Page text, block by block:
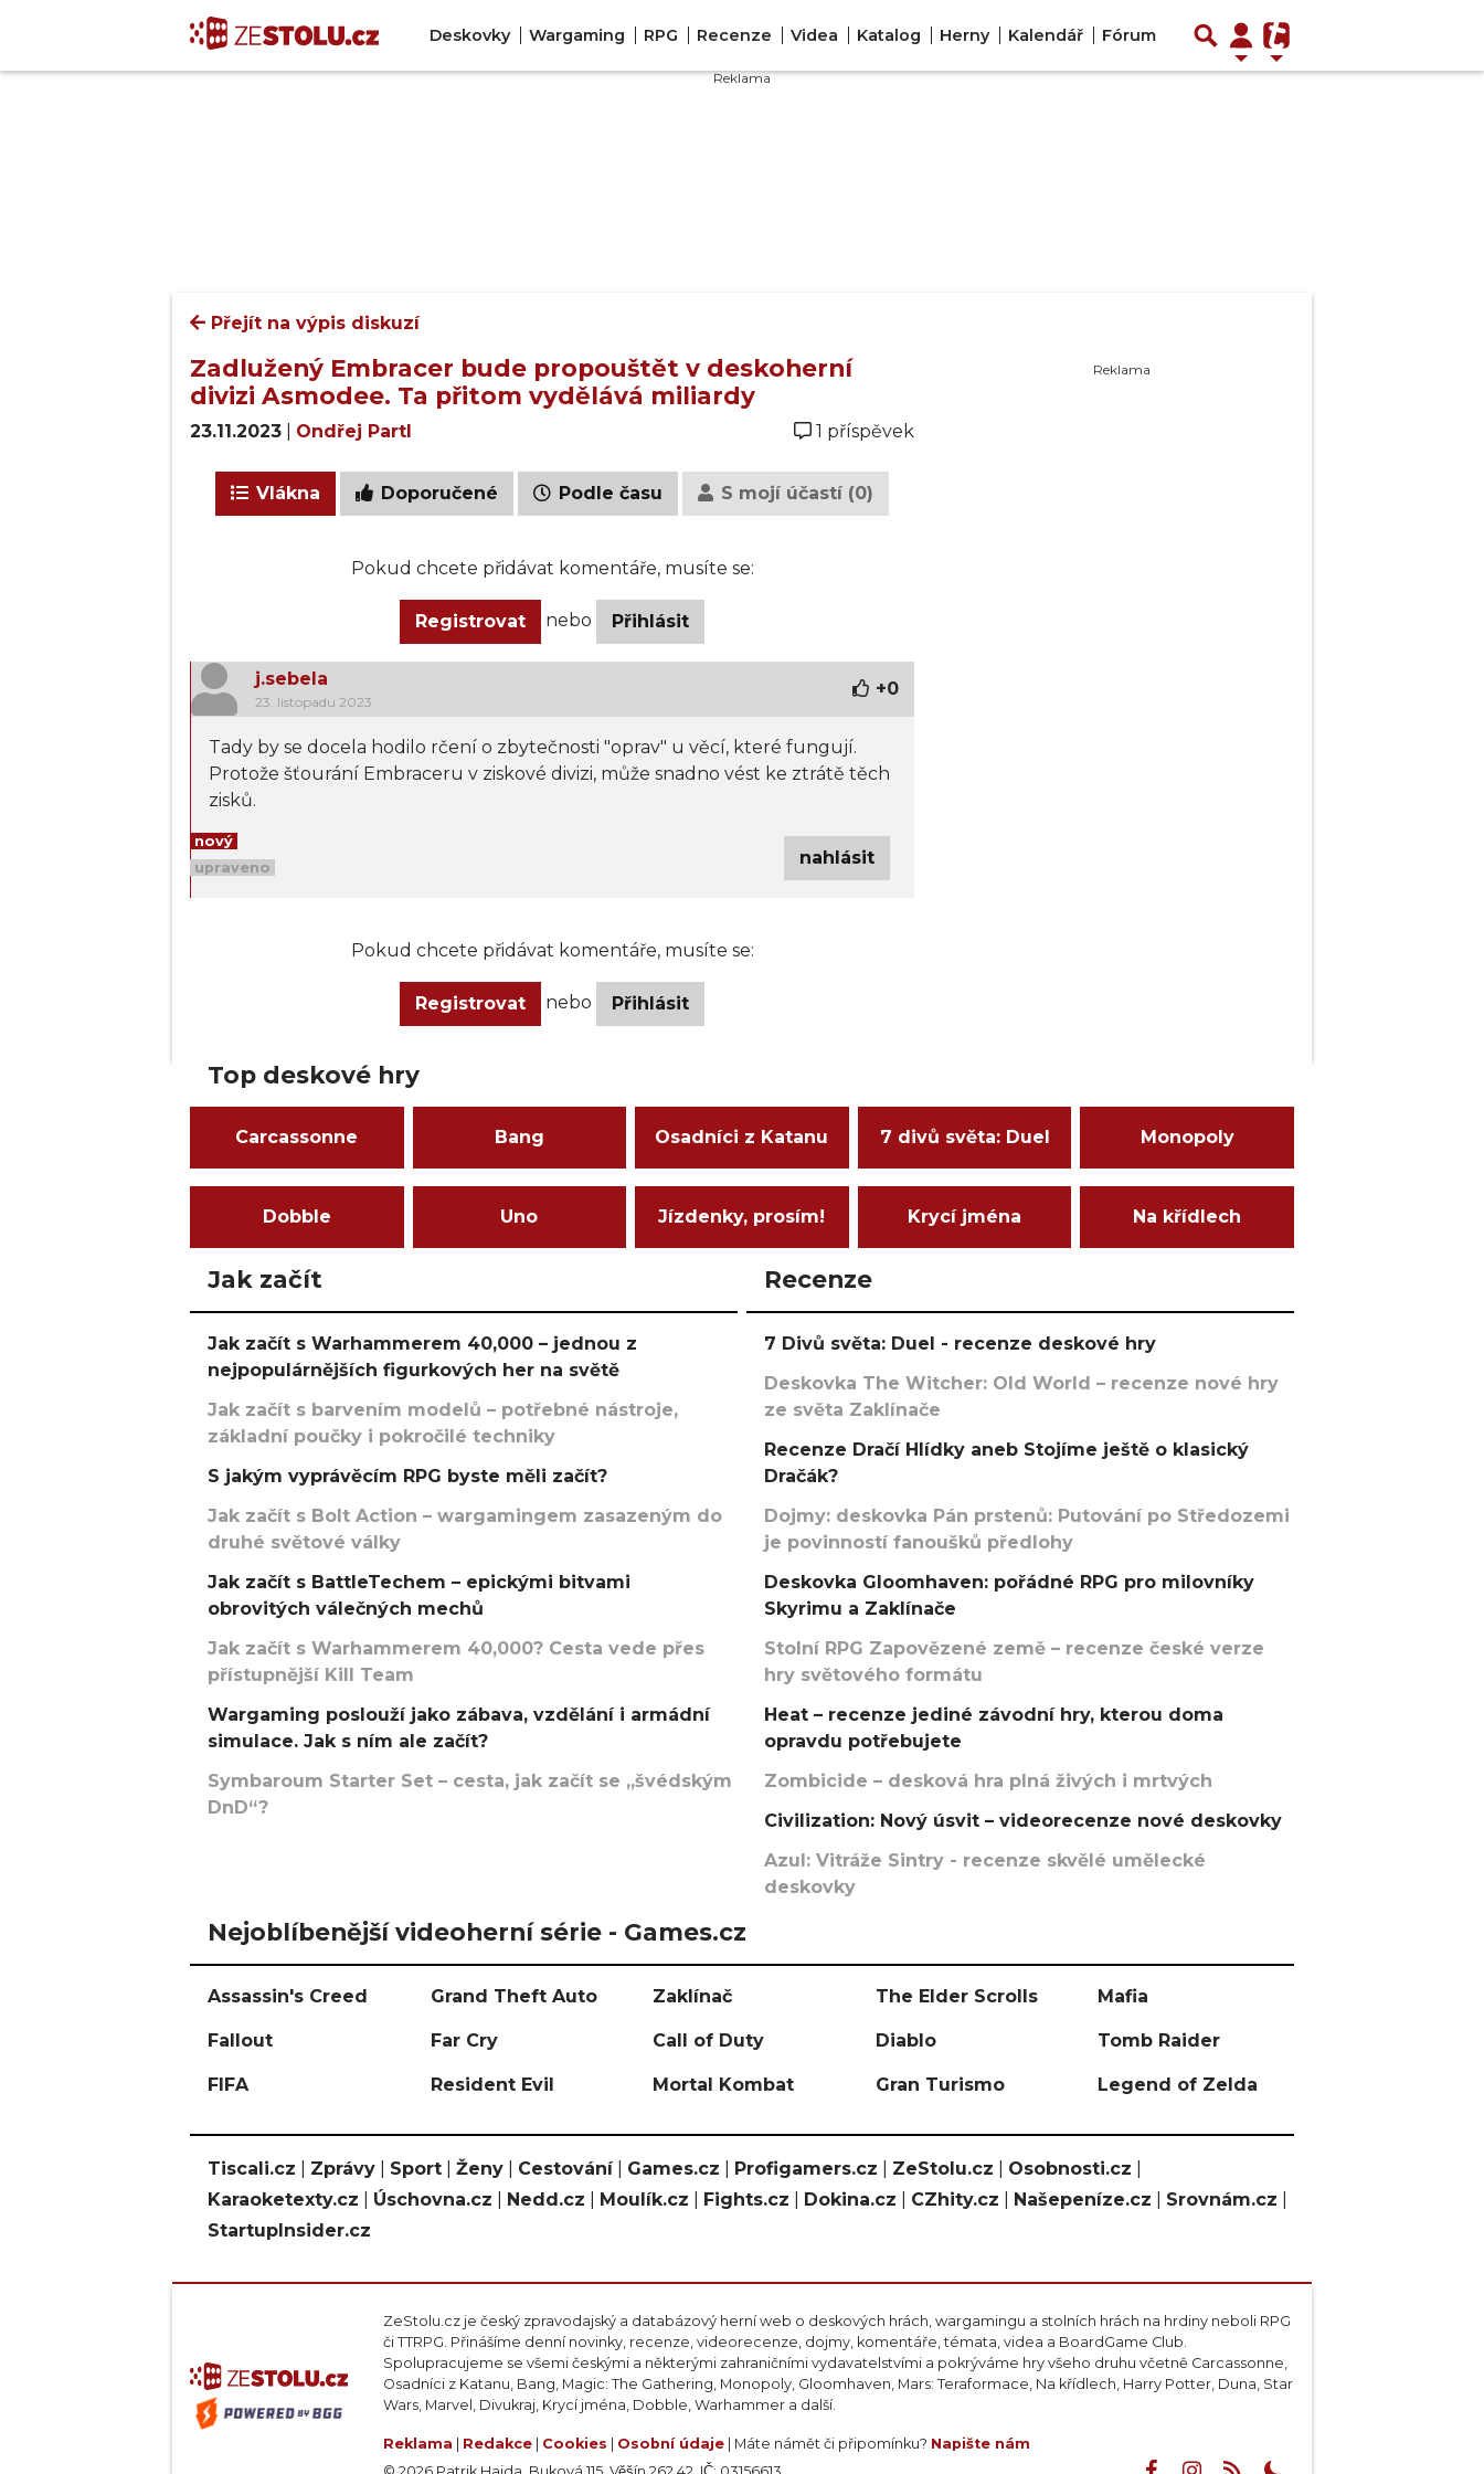
Deskovky Wargaming RPG Recenze Videa Katalog Herny Kalendář Fórum
Přejít na výpis diskuzí
Zadlužený Embracer bude propouštět v deskoherní
divizi Asmodee. Ta přitom vydělává miliardy
23.11.2023 Ondřej Partl 1 příspěvek
Vlákna Doporučené Podle času S mojí účastí (0)
Pokud chcete přidávat komentáře, musíte se:
Registrovat nebo Přihlásit
j.sebela
23. listopadu 2023
+0
Tady by se docela hodilo rčení o zbytečnosti "oprav" u věcí, které fungují.
Protože šťourání Embraceru v ziskové divizi, může snadno vést ke ztrátě těch
zisků.
nový
upraveno
nahlásit
Pokud chcete přidávat komentáře, musíte se:
Registrovat nebo Přihlásit
Top deskové hry
Carcassonne Bang Osadníci z Katanu 7 divů světa: Duel Monopoly
Dobble Uno Jízdenky, prosím! Krycí jména Na křídlech
Jak začít
Jak začít s Warhammerem 40,000 – jednou z
nejpopulárnějších figurkových her na světě
Jak začít s barvením modelů – potřebné nástroje,
základní poučky i pokročilé techniky
S jakým vyprávěcím RPG byste měli začít?
Jak začít s Bolt Action – wargamingem zasazeným do
druhé světové války
Jak začít s BattleTechem – epickými bitvami
obrovitých válečných mechů
Jak začít s Warhammerem 40,000? Cesta vede přes
přístupnější Kill Team
Wargaming poslouží jako zábava, vzdělání i armádní
simulace. Jak s ním ale začít?
Symbaroum Starter Set – cesta, jak začít se „švédským
DnD“?
Recenze
7 Divů světa: Duel - recenze deskové hry
Deskovka The Witcher: Old World – recenze nové hry
ze světa Zaklínače
Recenze Dračí Hlídky aneb Stojíme ještě o klasický
Dračák?
Dojmy: deskovka Pán prstenů: Putování po Středozemi
je povinností fanoušků předlohy
Deskovka Gloomhaven: pořádné RPG pro milovníky
Skyrimu a Zaklínače
Stolní RPG Zapovězené země – recenze české verze
hry světového formátu
Heat – recenze jediné závodní hry, kterou doma
opravdu potřebujete
Zombicide – desková hra plná živých i mrtvých
Civilization: Nový úsvit – videorecenze nové deskovky
Azul: Vitráže Sintry - recenze skvělé umělecké
deskovky
Nejoblíbenější videoherní série - Games.cz
Assassin's Creed Grand Theft Auto Zaklínač The Elder Scrolls Mafia
Fallout Far Cry Call of Duty Diablo Tomb Raider
FIFA Resident Evil Mortal Kombat Gran Turismo Legend of Zelda
Tiscali.cz Zprávy Sport Ženy Cestování| Games.cz Profigamers.cz ZeStolu.cz Osobnosti.cz
Karaoketexty.cz
Úschovna.cz Nedd.cz Moulík.cz Fights.cz Dokina.cz CZhity.cz Našepeníze.cz Srovnám.cz
StartupInsider.cz
ZeStolu.cz je český zpravodajský a databázový herní web o deskových hrách, wargamingu a stolních hrách na hrdiny neboli RPG
či TTRPG. Přinášíme denní novinky, recenze, videorecenze, dojmy, komentáře, témata, videa a BoardGame Club.
Spolupracujeme se všemi českými a některými zahraničními vydavatelstvími a pokrýváme hry všeho druhu včetně Carcassonne,
Osadníci z Katanu, Bang, Magic: The Gathering, Monopoly, Gloomhaven, Mars: Teraformace, Na křídlech, Harry Potter, Duna, Star
Wars, Marvel, Divukraj, Krycí jména, Dobble, Warhammer a další.
Reklama Redakce Cookies Osobní údaje | Máte námět či připomínku? Napište nám
© 2026 Patrik Hajda, Buková 115, Věšín 262 42, IČ: 03156613